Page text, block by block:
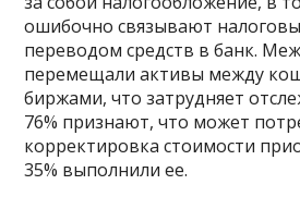
ошибочно связывают
переводом средств в банк.
перемещали активы между
биржами, что затрудняет
76% признают, что может
корректировка стоимости
35% выполнили ее.